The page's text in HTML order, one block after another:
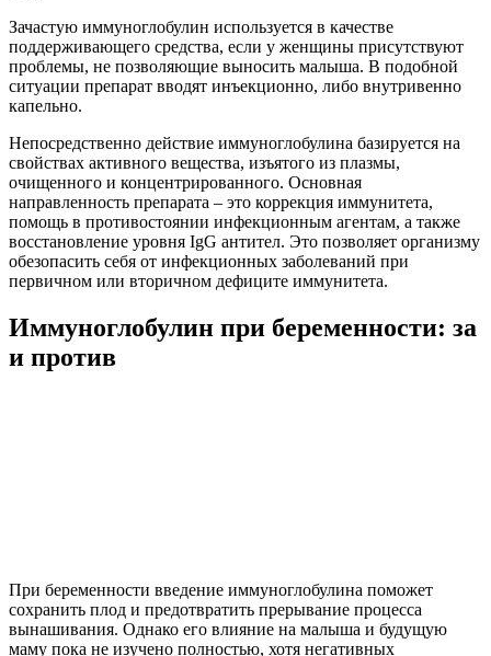
Зачастую иммуноглобулин используется в качестве
поддерживающего средства, если у женщины присутствуют
проблемы, не позволяющие выносить малыша. В подобной
ситуации препарат вводят инъекционно, либо внутривенно
капельно.
Непосредственно действие иммуноглобулина базируется на
свойствах активного вещества, изъятого из плазмы,
очищенного и концентрированного. Основная
направленность препарата – это коррекция иммунитета,
помощь в противостоянии инфекционным агентам, а также
восстановление уровня IgG антител. Это позволяет организму
обезопасить себя от инфекционных заболеваний при
первичном или вторичном дефиците иммунитета.
Иммуноглобулин при беременности: за
и против
При беременности введение иммуноглобулина поможет
сохранить плод и предотвратить прерывание процесса
вынашивания. Однако его влияние на малыша и будущую
маму пока не изучено полностью, хотя негативных